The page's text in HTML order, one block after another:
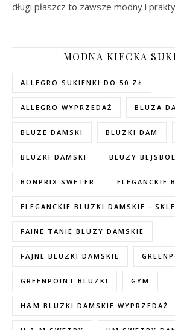
długi płaszcz to zawsze modny i
MODNA KIECKA
ALLEGRO SUKIENKI DO 50 ZŁ
ALLEGRO WYPRZEDAŻ BLUZA
BLUZE DAMSKI BLUZKI DAM
BLUZKI DAMSKI BLUZY
BONPRIX SWETER ELEGANCKIE
ELEGANCKIE BLUZKI DAMSKIE -
FAINE TANIE BLUZY DAMSKIE
FAJNE BLUZKI DAMSKIE
GREENPOINT BLUZKI GYM
H&M BLUZKI DAMSKIE WYPRZEDAŻ